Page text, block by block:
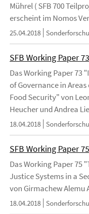
Mührel ( SFB 700
erscheint im Nomos
25.04.2018
SFB Working Paper
Das Working Paper
of Governance in
Food Security" von
Heucher und Andrea
18.04.2018
SFB Working Paper
Das Working Paper 75
Justice Systems in a
von Girmachew Alemu
18.04.2018